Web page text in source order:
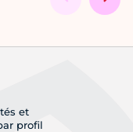
et
profil